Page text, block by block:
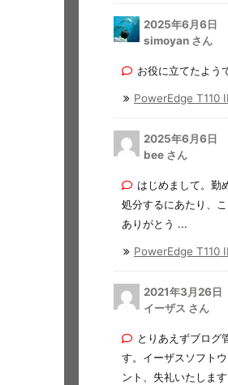
2025年6月6日
simoyan さん
お役に立てたよう
PowerEdge T110
2025年6月6日
bee さん
はじめまして。勤
処分するにあたり、
ありがとう ...
PowerEdge T110
2021年3月26日
イーザス さん
とりあえずブログ
す。イーザスソフト
ント、失礼いたしま